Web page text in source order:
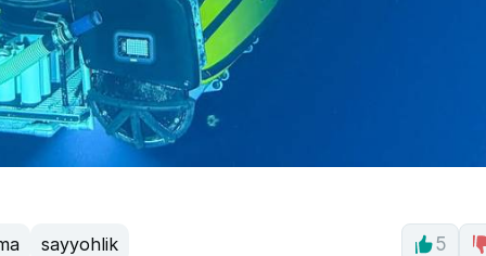
sayyohlik 5